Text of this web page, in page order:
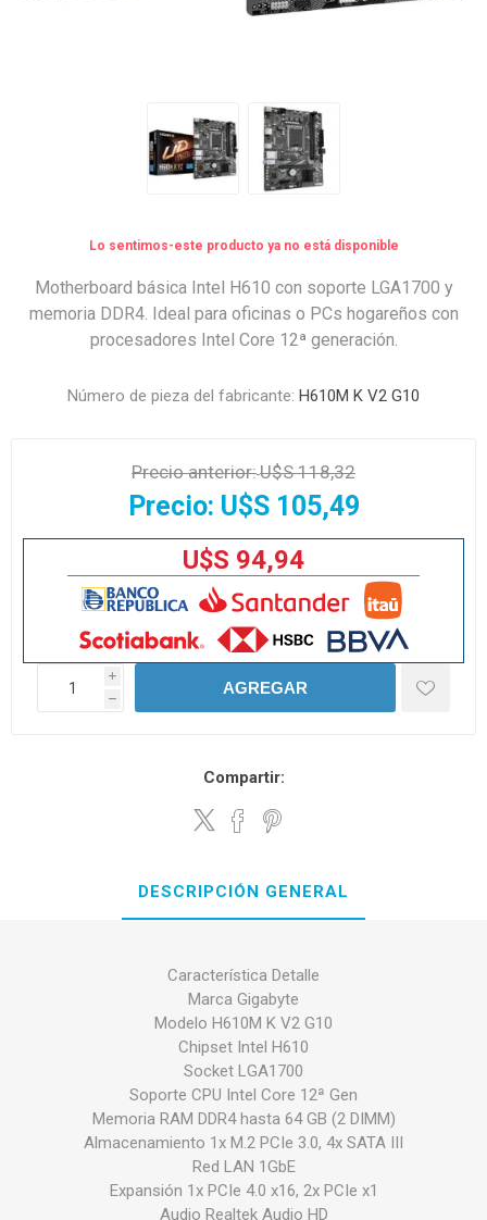
Lo sentimos-este producto ya no está disponible
Motherboard básica Intel H610 con soporte LGA1700 y
memoria DDR4. Ideal para oficinas o PCs hogareños con
procesadores Intel Core 12ª generación.
Número de pieza del fabricante: H610M K V2 G10
Precio anterior:U$S 118,32
Precio: U$S 105,49
U$S 94,94
i
h
AGREGAR
Compartir:
DESCRIPCIÓN GENERAL
Característica Detalle
Marca Gigabyte
Modelo H610M K V2 G10
Chipset Intel H610
Socket LGA1700
Soporte CPU Intel Core 12ª Gen
Memoria RAM DDR4 hasta 64 GB (2 DIMM)
Almacenamiento 1x M.2 PCIe 3.0, 4x SATA III
Red LAN 1GbE
Expansión 1x PCIe 4.0 x16, 2x PCIe x1
Audio Realtek Audio HD